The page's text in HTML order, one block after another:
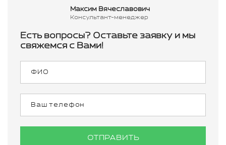
Максим Вячеславович
Консультант-менеджер
Есть вопросы? Оставьте заявку и мы
свяжемся с Вами!
ОТПРАВИТЬ